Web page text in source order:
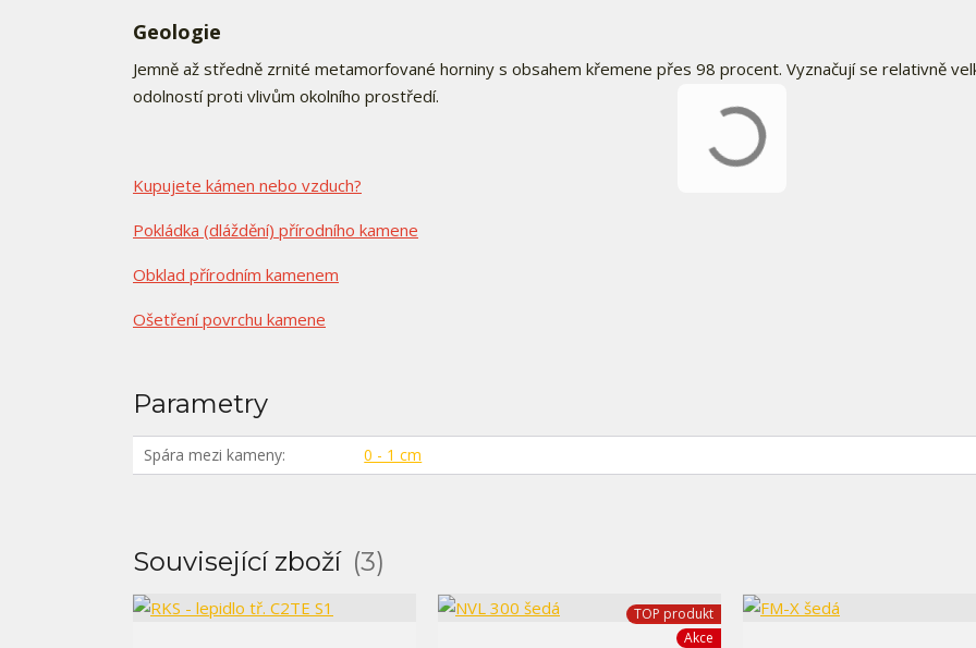
Geologie
Jemně až středně zrnité metamorfované horniny s obsahem křemene přes 98 procent. Vyznačují se relativně
odolností proti vlivům okolního prostředí.
Kupujete kámen nebo vzduch?
Pokládka (dláždění) přírodního kamene
Obklad přírodním kamenem
Ošetření povrchu kamene
Parametry
Spára mezi kameny 0 - 1 cm
Související zboží 3
TOP produkt
Akce